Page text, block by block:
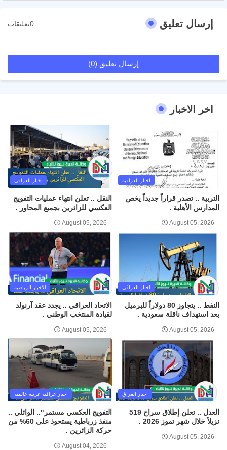
إرسال تعليق 0تعليقات
إرسال تعليق (0)
اخر الاخبار
اخبار العراقية
التربية .. تصدر قراراً جديداً يخص
المدارس الأهلية .
August 05, 2026
اخبار العراقي
النقل .. تعلن انتهاء عمليات التفويج
العكسي للزائرين بجميع المحاور .
August 05, 2026
اخبار العراقي
النفط .. يتجاوز 80 دولاراً للبرميل
بعد استهداف ناقلة سعودية .
August 05, 2026
الاخبار الرياضية
الاتحاد العراقي .. يجدد عقد آرنولد
لقيادة المنتخب الوطني .
August 05, 2026
اخبار العراق
العدل .. تعلن إطلاق سراح 519
نزيلاً خلال شهر تموز 2026 .
August 05, 2026
اخبار عراقيه عربيه عالميه
التفويج العكسي مستمر".. الوائلي ..
منفذ زرباطية يستحوذ على 60% من
حركة الزائرين .
August 04, 2026